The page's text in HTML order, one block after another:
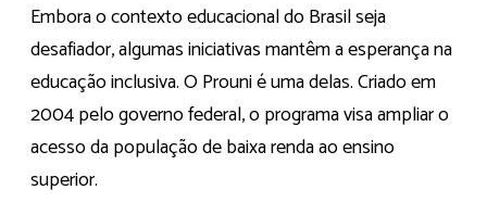
Embora o contexto educacional do Brasil seja
desafiador, algumas iniciativas mantêm a esperança na
educação inclusiva. O Prouni é uma delas. Criado em
2004 pelo governo federal, o programa visa ampliar o
acesso da população de baixa renda ao ensino
superior.